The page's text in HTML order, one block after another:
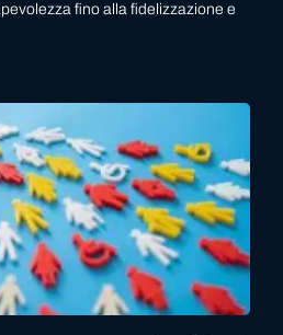
fino alla fidelizzazione e